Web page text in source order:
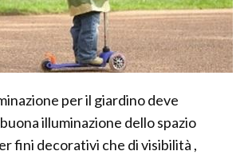
per il giardino deve
illuminazione dello spazio
fini decorativi che di visibilità ,